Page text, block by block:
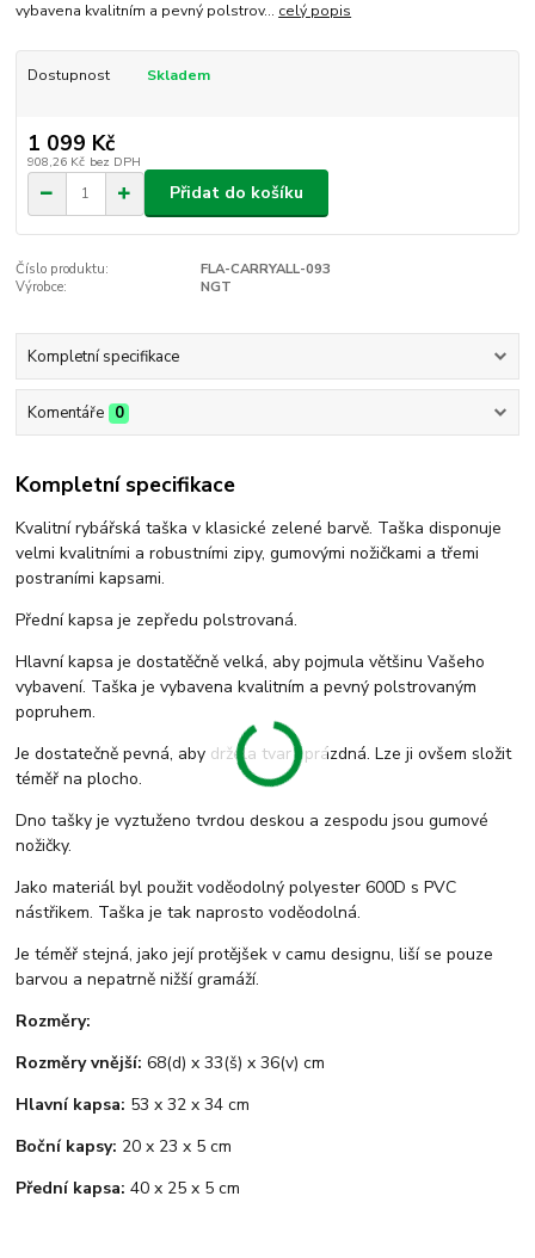
vybavena kvalitním a pevný polstrov... celý popis
Dostupnost Skladem
1 099 Kč
908,26 Kč bez DPH
Přidat do košíku
Číslo produktu:
FLA-CARRYALL-093
Výrobce:
NGT
Kompletní specifikace
Komentáře 0
Kompletní specifikace
Kvalitní rybářská taška v klasické zelené barvě. Taška disponuje
velmi kvalitními a robustními zipy, gumovými nožičkami a třemi
postraními kapsami.
Přední kapsa je zepředu polstrovaná.
Hlavní kapsa je dostatěčně velká, aby pojmula většinu Vašeho
vybavení. Taška je vybavena kvalitním a pevný polstrovaným
popruhem.
Je dostatečně pevná, aby držela tvar i prázdná. Lze ji ovšem složit
téměř na plocho.
Dno tašky je vyztuženo tvrdou deskou a zespodu jsou gumové
nožičky.
Jako materiál byl použit voděodolný polyester 600D s PVC
nástřikem. Taška je tak naprosto voděodolná.
Je téměř stejná, jako její protějšek v camu designu, liší se pouze
barvou a nepatrně nižší gramáží.
Rozměry:
Rozměry vnější: 68(d) x 33(š) x 36(v) cm
Hlavní kapsa: 53 x 32 x 34 cm
Boční kapsy: 20 x 23 x 5 cm
Přední kapsa: 40 x 25 x 5 cm